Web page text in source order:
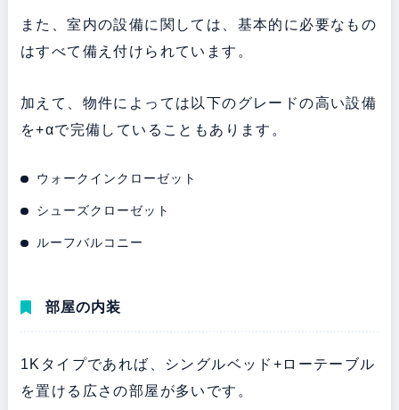
また、室内の設備に関しては、基本的に必要なもの
はすべて備え付けられています。
加えて、物件によっては以下のグレードの高い設備
を+αで完備していることもあります。
ウォークインクローゼット
シューズクローゼット
ルーフバルコニー
部屋の内装
1Kタイプであれば、シングルベッド+ローテーブル
を置ける広さの部屋が多いです。